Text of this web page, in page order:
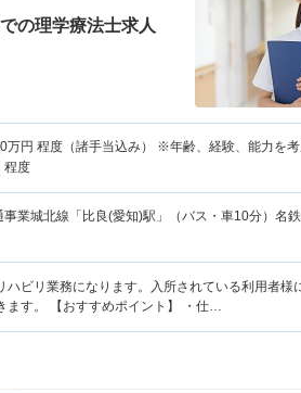
の理学療法士求人
万円 程度（諸手当込み） ※年齢、経験、能力を
程度
業城北線「比良(愛知)駅」（バス・車10分）名鉄
ハビリ業務になります。入所されている利用者様
ます。 【おすすめポイント】 ・仕…